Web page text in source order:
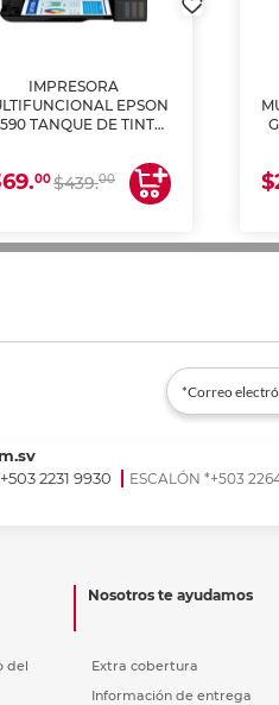
IMPRESORA
EPSON
TANQUE DE TINTA
00$439.00
2231 9930
ESCALÓN *+503
del
Nosotros te ayudamos
Extra cobertura
Información de entrega